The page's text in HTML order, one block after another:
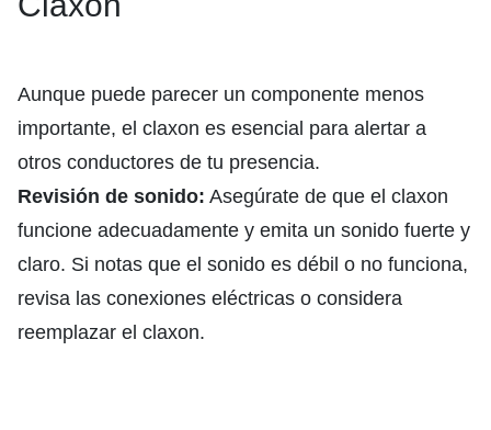
Aunque puede parecer un componente menos
importante, el claxon es esencial para alertar a
otros conductores de tu presencia.
Revisión de sonido: Asegúrate de que el claxon
funcione adecuadamente y emita un sonido fuerte y
claro. Si notas que el sonido es débil o no funciona,
revisa las conexiones eléctricas o considera
reemplazar el claxon.